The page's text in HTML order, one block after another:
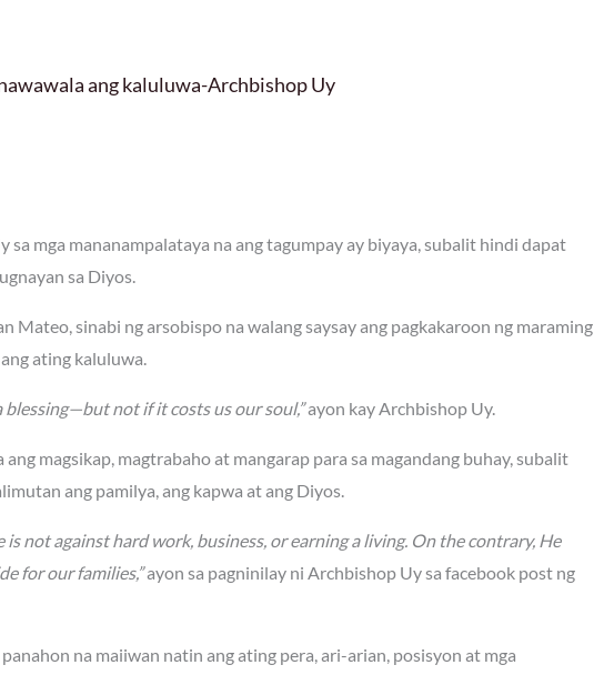
ang kaluluwa-Archbishop Uy
mga mananampalataya na ang tagumpay ay biyaya, subalit hindi dapat
sa Diyos.
Mateo, sinabi ng arsobispo na walang saysay ang pagkakaroon ng maraming
ating kaluluwa.
blessing—but not if it costs us our soul,”ayon kay Archbishop Uy.
magsikap, magtrabaho at mangarap para sa magandang buhay, subalit
ang pamilya, ang kapwa at ang Diyos.
is not against hard work, business, or earning a living. On the contrary, He
for our families,”ayon sa pagninilay ni Archbishop Uy sa facebook post ng
na maiiwan natin ang ating pera, ari-arian, posisyon at mga